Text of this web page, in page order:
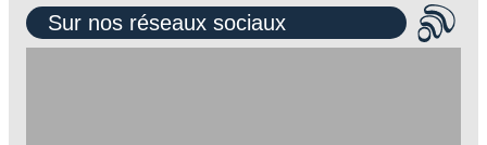
Sur nos réseaux sociaux